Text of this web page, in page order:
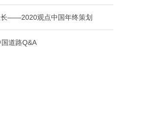
长——2020观点中国年终策划
道路Q&A